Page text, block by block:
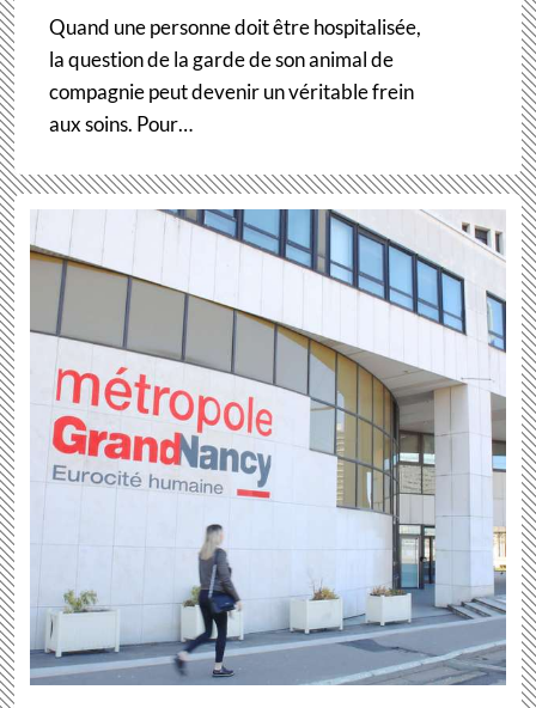
Quand une personne doit être hospitalisée,
la question de la garde de son animal de
compagnie peut devenir un véritable frein
aux soins. Pour…